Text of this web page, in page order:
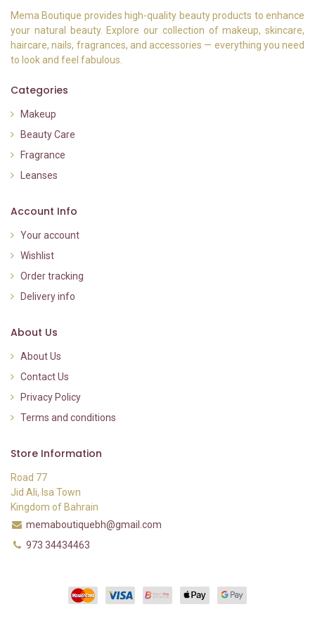
Mema Boutique provides high-quality beauty products to enhance
your natural beauty. Explore our collection of makeup, skincare,
haircare, nails, fragrances, and accessories — everything you need
to look and feel fabulous.
Categories
Makeup
Beauty Care
Fragrance
Leanses
Account Info
Your account
Wishlist
Order tracking
Delivery info
About Us
About Us
Contact Us
Privacy Policy
Terms and conditions
Store Information
Road 77
Jid Ali, Isa Town
Kingdom of Bahrain
memaboutiquebh@gmail.com
973 34434463